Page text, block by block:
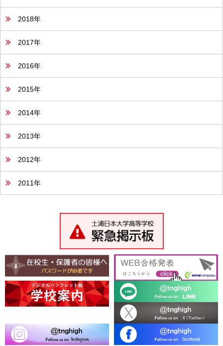
2018年
2017年
2016年
2015年
2014年
2013年
2012年
2011年